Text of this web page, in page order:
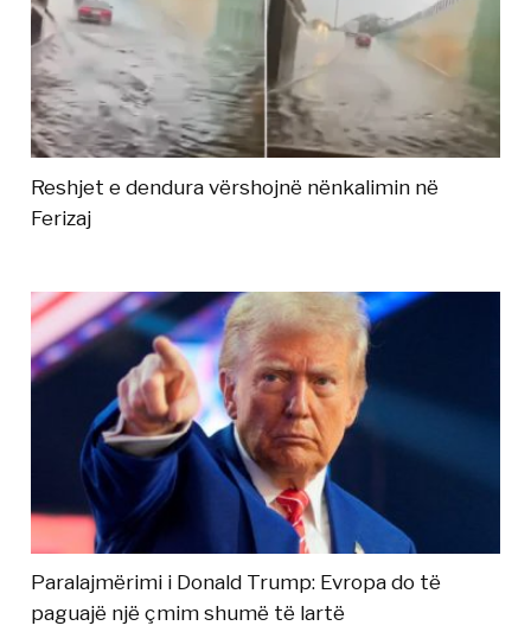
Reshjet e dendura vërshojnë nënkalimin në
Ferizaj
Paralajmërimi i Donald Trump: Evropa do të
paguajë një çmim shumë të lartë